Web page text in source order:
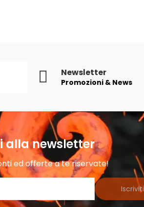
Newsletter
Promozioni & News
alla newsletter
ed offerte a te riservate!
Iscriviti